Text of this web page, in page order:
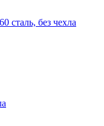
сталь, без чехла